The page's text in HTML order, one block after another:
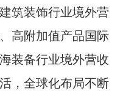
筑装饰行业境外营
高附加值产品国际
装备行业境外营收
，全球化布局不断